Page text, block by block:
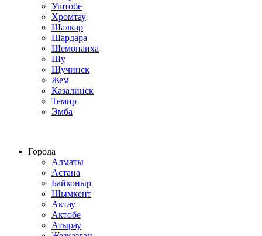
Уштобе
Хромтау
Шалкар
Шардара
Шемонаиха
Шу
Щучинск
Жем
Казалинск
Темир
Эмба
Города
Алматы
Астана
Байконыр
Шымкент
Актау
Актобе
Атырау